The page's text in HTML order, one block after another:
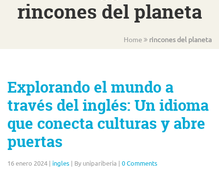
rincones del planeta
Home rincones del planeta
Explorando el mundo a
través del inglés: Un idioma
que conecta culturas y abre
puertas
16 enero 2024 | ingles | By unipariberia | 0 Comments